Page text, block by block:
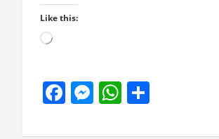
Like this:
Loading…
F
M W